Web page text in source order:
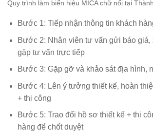
Quy trình làm biển hiệu MICA chữ nổi tại
Bước 1: Tiếp nhận thông tin khách
Bước 2: Nhân viên tư vấn gửi báo giá,
gặp tư vấn trực tiếp
Bước 3: Gặp gỡ và khảo sát địa hình,
Bước 4: Lên ý tưởng thiết kế, hoàn
+ thi công
Bước 5: Trao đổi hồ sơ thiết kế + thi
hàng để chốt duyệt